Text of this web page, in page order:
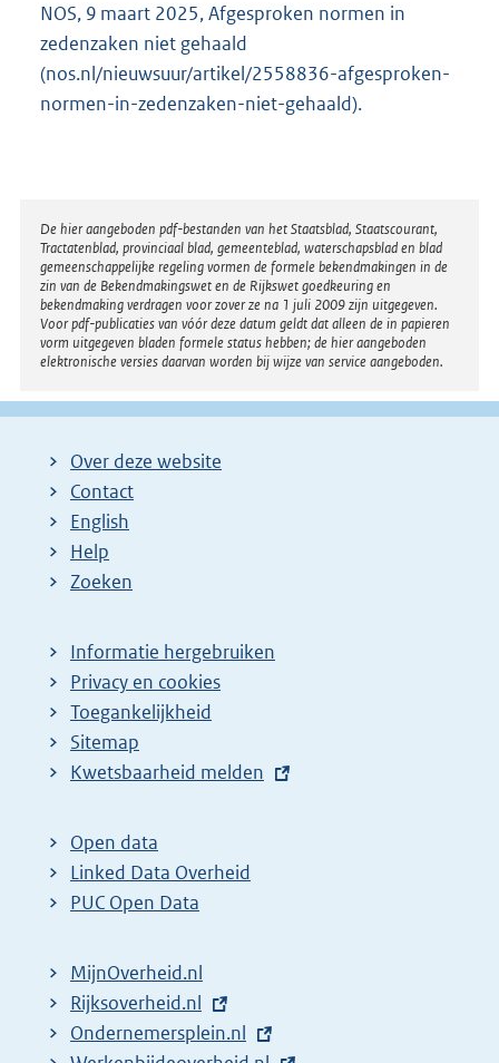
NOS, 9 maart 2025, Afgesproken normen in
zedenzaken niet gehaald
(nos.nl/nieuwsuur/artikel/2558836-afgesproken-
normen-in-zedenzaken-niet-gehaald).
Disclaimer
De hier aangeboden pdf-bestanden van het Staatsblad, Staatscourant,
Tractatenblad, provinciaal blad, gemeenteblad, waterschapsblad en blad
gemeenschappelijke regeling vormen de formele bekendmakingen in de
zin van de Bekendmakingswet en de Rijkswet goedkeuring en
bekendmaking verdragen voor zover ze na 1 juli 2009 zijn uitgegeven.
Voor pdf-publicaties van vóór deze datum geldt dat alleen de in papieren
vorm uitgegeven bladen formele status hebben; de hier aangeboden
elektronische versies daarvan worden bij wijze van service aangeboden.
Over deze website
Contact
English
Help
Zoeken
Informatie hergebruiken
Privacy en cookies
Toegankelijkheid
Sitemap
E
t
e
r
l
i
n
Kwetsbaarheid melden
Open data
Linked Data Overheid
PUC Open Data
MijnOverheid.nl
E
x
Rijksoverheid.nl
E
Ondernemersplein.nl